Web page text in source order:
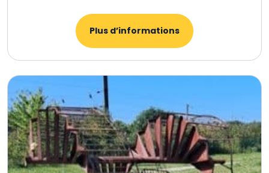
Plus d’informations